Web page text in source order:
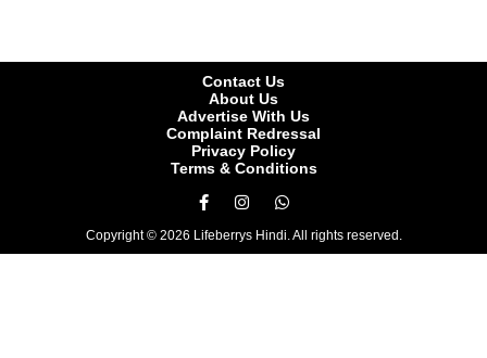
Contact Us
About Us
Advertise With Us
Complaint Redressal
Privacy Policy
Terms & Conditions
Copyright © 2026 Lifeberrys Hindi. All rights reserved.